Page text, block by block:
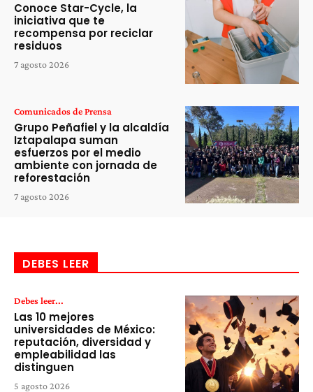
Conoce Star-Cycle, la
iniciativa que te
recompensa por reciclar
residuos
7 agosto 2026
Comunicados de Prensa
Grupo Peñafiel y la alcaldía
Iztapalapa suman
esfuerzos por el medio
ambiente con jornada de
reforestación
7 agosto 2026
DEBES LEER
Debes leer...
Las 10 mejores
universidades de México:
reputación, diversidad y
empleabilidad las
distinguen
5 agosto 2026